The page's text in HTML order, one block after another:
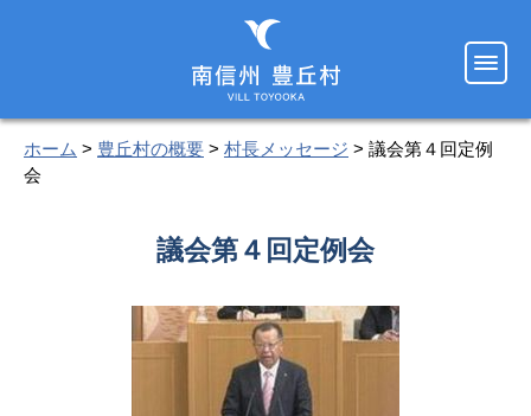
ホーム > 豊丘村の概要 > 村長メッセージ > 議会第４回定例
会
議会第４回定例会